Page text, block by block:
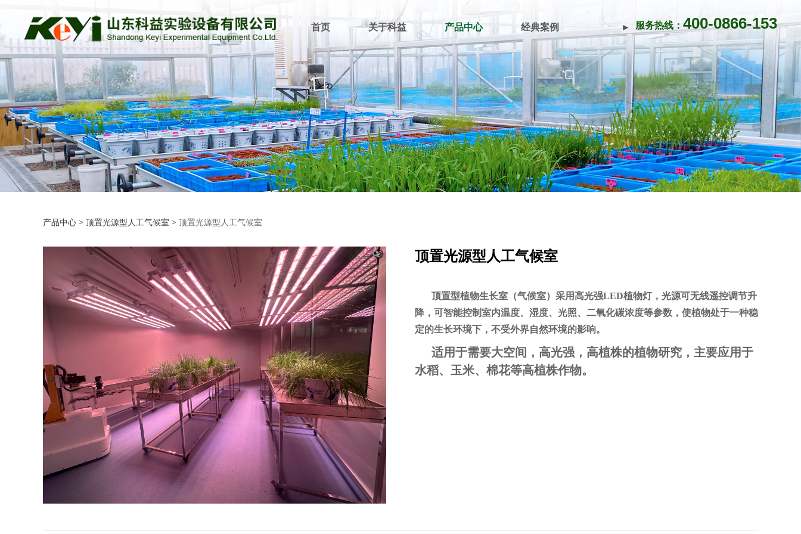
服务热线： 400-0866-153
首页 关于科益 产品中心 经典案例 ►
顶置光源型人工气候室
产品中心 > 顶置光源型人工气候室 > 顶置光源型人工气候室
顶置光源型人工气候室
顶置型植物生长室（气候室）采用高光强LED植物灯，光源可无线遥控调节升
降，可智能控制室内温度、湿度、光照、二氧化碳浓度等参数，使植物处于一种稳
定的生长环境下，不受外界自然环境的影响。
适用于需要大空间，高光强，高植株的植物研究，主要应用于
水稻、玉米、棉花等高植株作物。